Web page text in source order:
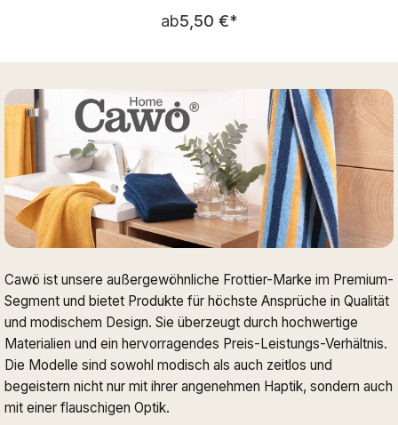
Regulärer Preis:
ab5,50 €*
Cawö ist unsere außergewöhnliche Frottier-Marke im Premium-
Segment und bietet Produkte für höchste Ansprüche in Qualität
und modischem Design. Sie überzeugt durch hochwertige
Materialien und ein hervorragendes Preis-Leistungs-Verhältnis.
Die Modelle sind sowohl modisch als auch zeitlos und
begeistern nicht nur mit ihrer angenehmen Haptik, sondern auch
mit einer flauschigen Optik.